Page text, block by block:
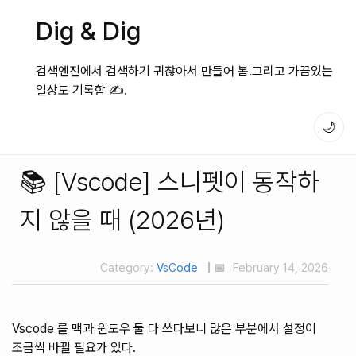
Dig & Dig
검색엔진에서 검색하기 귀찮아서 만들어 봄.그리고 가끔있는
일상도 기록함 ✍️.
🌙
📚 [Vscode] 스니펫이 동작하
지 않을 때 (2026년)
Category: VsCode | 📅 February 14, 2026
Vscode 를 맥과 윈도우 둘 다 쓰다보니 많은 부분에서 설정이
조금씩 바뀔 필요가 있다.